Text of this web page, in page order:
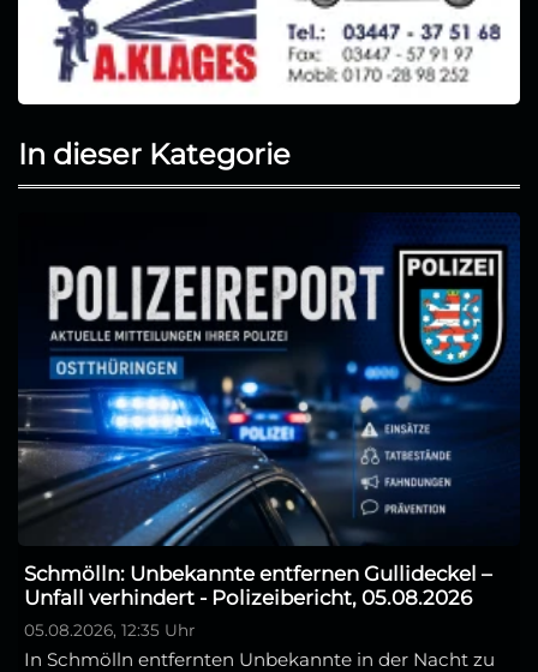
In dieser Kategorie
Schmölln: Unbekannte entfernen Gullideckel –
Unfall verhindert - Polizeibericht, 05.08.2026
05.08.2026, 12:35 Uhr
In Schmölln entfernten Unbekannte in der Nacht zu